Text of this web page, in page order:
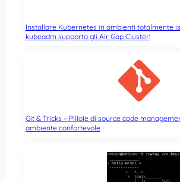
Installare Kubernetes in ambienti totalmente
kubeadm supporta gli Air Gap Cluster!
Git & Tricks – Pillole di source code
ambiente confortevole